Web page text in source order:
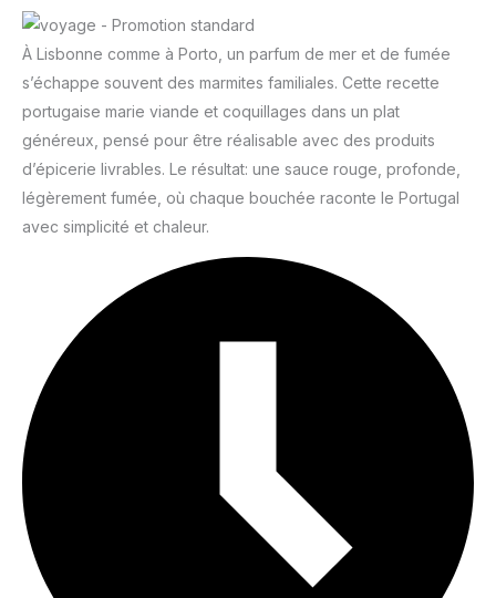
À Lisbonne comme à Porto, un parfum de mer et de fumée
s’échappe souvent des marmites familiales. Cette recette
portugaise marie viande et coquillages dans un plat
généreux, pensé pour être réalisable avec des produits
d’épicerie livrables. Le résultat: une sauce rouge, profonde,
légèrement fumée, où chaque bouchée raconte le Portugal
avec simplicité et chaleur.